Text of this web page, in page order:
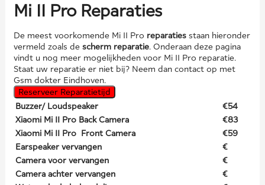
Mi 11 Pro Reparaties
De meest voorkomende Mi 11 Pro reparatiesstaan hieronder
vermeld zoals de scherm reparatie. Onderaan deze pagina
vindt u nog meer mogelijkheden voor Mi 11 Pro reparatie.
Staat uw reparatie er niet bij? Neem dan contact op met
Gsm dokter Eindhoven.
Reserveer Reparatietijd
Buzzer/ Loudspeaker
€54
Xiaomi Mi 11 Pro Back Camera
€83
Xiaomi Mi 11 Pro Front Camera
€59
Earspeaker vervangen
€
Camera voor vervangen
€
Camera achter vervangen
€